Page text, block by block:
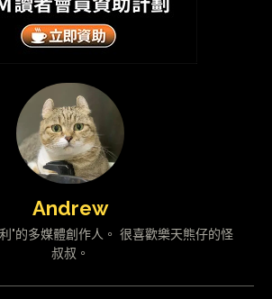
Andrew
"的多媒體創作人。 很喜歡樂天熊仔的怪
叔叔。